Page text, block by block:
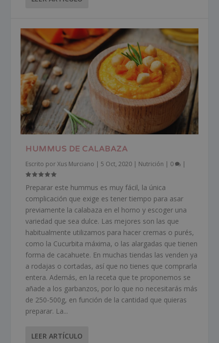
HUMMUS DE CALABAZA
Escrito porXus Murciano |5 Oct, 2020 | Nutrición | 0 |
Preparar este hummus es muy fácil, la única
complicación que exige es tener tiempo para asar
previamente la calabaza en el horno y escoger una
variedad que sea dulce. Las mejores son las que
habitualmente utilizamos para hacer cremas o purés,
como la Cucurbita máxima, o las alargadas que tienen
forma de cacahuete. En muchas tiendas las venden ya
a rodajas o cortadas, así que no tienes que comprarla
entera. Además, en la receta que te proponemos se
añade a los garbanzos, por lo que no necesitarás más
de 250-500g, en función de la cantidad que quieras
preparar. La...
LEER ARTÍCULO